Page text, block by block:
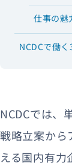
仕事の魅
NCDCで働
NCDCでは、
戦略立案から
える国内有